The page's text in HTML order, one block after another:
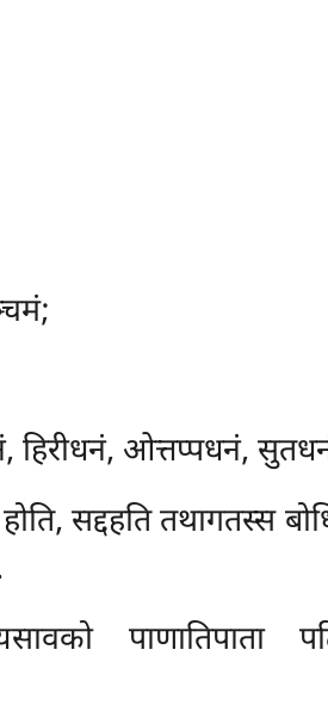
हिरीधनं, ओत्तप्पधनं,
सद्दहति तथागतस्स
पाणातिपाता